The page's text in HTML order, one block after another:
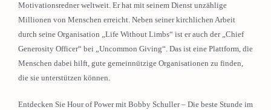
Motivationsredner weltweit. Er hat mit seinem Dienst unzählige
Millionen von Menschen erreicht. Neben seiner kirchlichen Arbeit
durch seine Organisation „Life Without Limbs“ ist er auch der „Chief
Generosity Officer“ bei „Uncommon Giving“. Das ist eine Plattform, die
Menschen dabei hilft, gute gemeinnützige Organisationen zu finden,
die sie unterstützen können.
Entdecken Sie Hour of Power mit Bobby Schuller – Die beste Stunde im